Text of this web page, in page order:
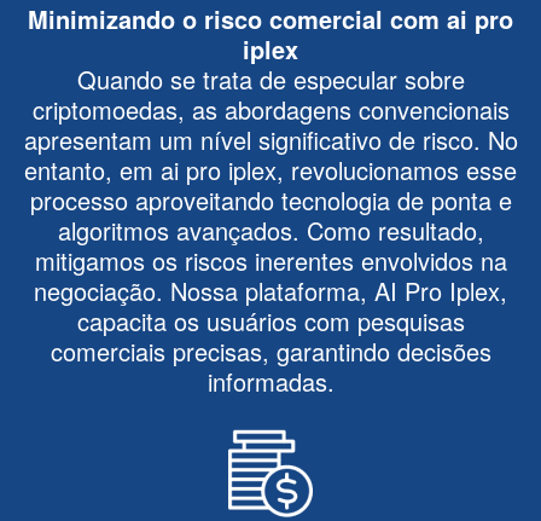
Minimizando o risco comercial com ai pro
iplex
Quando se trata de especular sobre
criptomoedas, as abordagens convencionais
apresentam um nível significativo de risco. No
entanto, em ai pro iplex, revolucionamos esse
processo aproveitando tecnologia de ponta e
algoritmos avançados. Como resultado,
mitigamos os riscos inerentes envolvidos na
negociação. Nossa plataforma, AI Pro Iplex,
capacita os usuários com pesquisas
comerciais precisas, garantindo decisões
informadas.